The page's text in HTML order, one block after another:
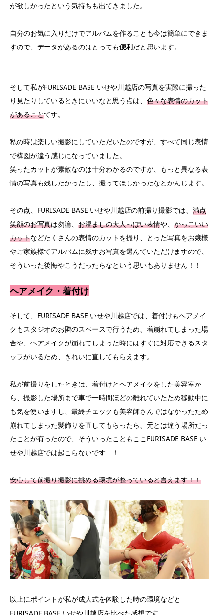
が欲しかったという気持ちも出てきました。
自分のお気に入りだけでアルバムを作ることも今は簡単にできま
すので、データがあるのはとっても便利だと思います。
そして私がFURISADE BASE いせや川越店の写真を実際に撮った
り見たりしているときにいいなと思う点は、 色々な表情のカット
があることです。
私の時は楽しい撮影にしていただいたのですが、すべて同じ表情
で構図が違う感じになっていました。
笑ったカットが素敵なのは十分わかるのですが、もっと異なる表
情の写真も残したかったし、撮ってほしかったなとかんじます。
その点、FURISADE BASE いせや川越店の前撮り撮影では、 満点
笑顔のお写真は勿論、 お澄ましの大人っぽい表情や、 かっこいい
カットなどたくさんの表情のカットを撮り、とった写真をお嬢様
やご家族様でアルバムに残すお写真を選んでいただけますので、
そういった後悔やこうだったらなという思いもありません！！
ヘアメイク・着付け
そして、FURISADE BASE いせや川越店では、着付けもヘアメイ
クもスタジオのお隣のスペースで行うため、着崩れてしまった場
合や、ヘアメイクが崩れてしまった時にはすぐに対応できるスタ
ッフがいるため、きれいに直してもらえます。
私が前撮りをしたときは、着付けとヘアメイクをした美容室か
ら、撮影した場所まで車で一時間ほどの離れていたため移動中に
も気を使いますし、最終チェックも美容師さんではなかったため
崩れてしまった髪飾りを直してもらったら、元とは違う場所だっ
たことが有ったので、そういったこともここFURISADE BASE い
せや川越店では起こらないです！！
安心して前撮り撮影に挑める環境が整っていると言えます！！
以上にポイントが私が成人式を体験した時の環境などと
FURISADE BASE いせや川越店を比べた感想です。